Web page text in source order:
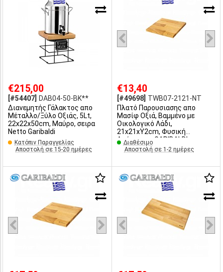
€215,00
[#54407]
DAB04-50-BK**
Διανεμητής Γάλακτος απο
Μέταλλο/Ξύλο Οξιάς, 5Lt,
22x22x50cm, Μαύρο, σειρα
Netto Garibaldi
Κατόπιν Παραγγελίας
Αποστολή σε 15-20 ημέρες
€13,40
[#49698] TWB07-2121-NT
Πλατό Παρουσιασης απο
Μασίφ Οξιά, Βαμμένο με
Οικολογικό Λάδι,
21x21xY2cm, Φυσική
Απόχρωση, GARIBALDI
Διαθέσιμο
Αποστολή σε 1-2 ημέρες